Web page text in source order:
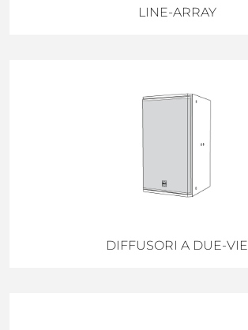
LINE-ARRAY
DIFFUSORI A DUE-VIE